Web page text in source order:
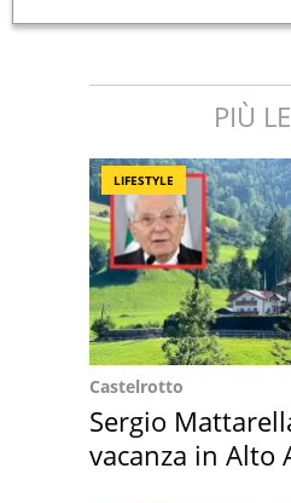
PIÙ
LIFESTYLE
Castelrotto
Sergio
vacanza in Alto